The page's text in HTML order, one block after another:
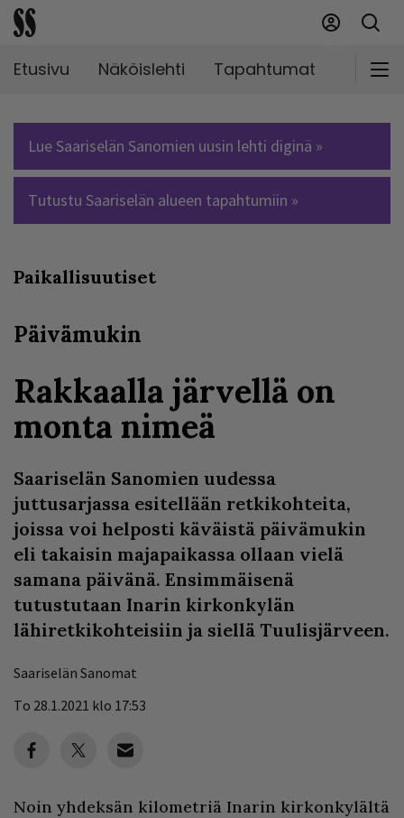
Etusivu Näköislehti Tapahtumat
Lue Saariselän Sanomien uusin lehti diginä »
Tutustu Saariselän alueen tapahtumiin »
Paikallisuutiset
Päivämukin
Rakkaalla järvellä on
monta nimeä
Saariselän Sanomien uudessa
juttusarjassa esitellään retkikohteita,
joissa voi helposti käväistä päivämukin
eli takaisin majapaikassa ollaan vielä
samana päivänä. Ensimmäisenä
tutustutaan Inarin kirkonkylän
lähiretkikohteisiin ja siellä Tuulisjärveen.
Saariselän Sanomat
To 28.1.2021 klo 17:53
Noin yhdeksän kilometriä Inarin kirkonkylältä